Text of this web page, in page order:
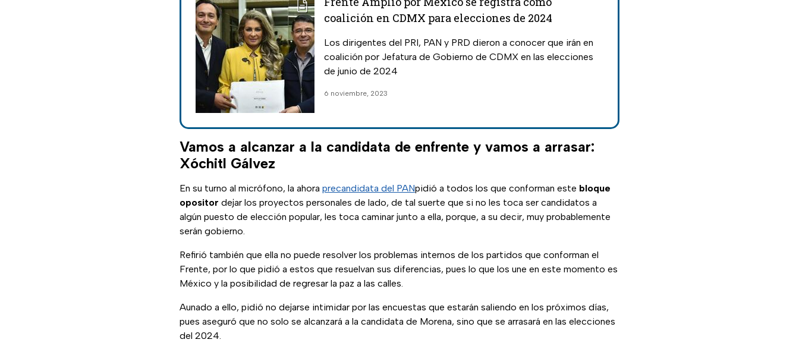
coalición en CDMX para elecciones de 2024
Los dirigentes del PRI, PAN y PRD dieron a conocer que irán en
coalición por Jefatura de Gobierno de CDMX en las elecciones
de junio de 2024
6 noviembre, 2023
Vamos a alcanzar a la candidata de enfrente y vamos a arrasar:
Xóchitl Gálvez
En su turno al micrófono, la ahora precandidata del PANpidió a todos los que conforman este bloque
opositor dejar los proyectos personales de lado, de tal suerte que si no les toca ser candidatos a
algún puesto de elección popular, les toca caminar junto a ella, porque, a su decir, muy probablemente
serán gobierno.
Refirió también que ella no puede resolver los problemas internos de los partidos que conforman el
Frente, por lo que pidió a estos que resuelvan sus diferencias, pues lo que los une en este momento es
México y la posibilidad de regresar la paz a las calles.
Aunado a ello, pidió no dejarse intimidar por las encuestas que estarán saliendo en los próximos días,
pues aseguró que no solo se alcanzará a la candidata de Morena, sino que se arrasará en las elecciones
del 2024.